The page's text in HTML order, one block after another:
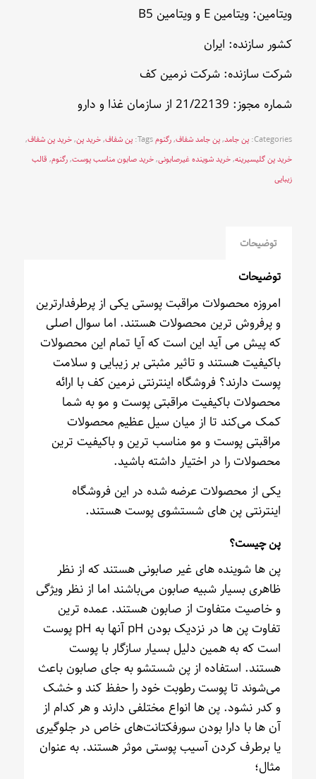
ویتامین: ویتامین E و ویتامین B5
کشور سازنده: ایران
شرکت سازنده: شرکت نرمین کف
شماره مجوز: 21/22139 از سازمان غذا و دارو
Categories: پن جامد,پن جامد شفاف,رگنومTags: پن شفاف,خرید پن,خرید پن شفاف,
خرید پن گلیسیرینه,خرید شوینده غیرصابونی,خرید صابون مناسب پوست,رگنوم, قالب
زیبایی
توضیحات
توضیحات
امروزه محصولات مراقبت پوستی یکی از پرطرفدارترین
و پرفروش ترین محصولات هستند. اما سوال اصلی
که پیش می آید این است که آیا تمام این محصولات
باکیفیت هستند و تاثیر مثبتی بر زیبایی و سلامت
پوست دارند؟ فروشگاه اینترنتی نرمین کف با ارائه
محصولات باکیفیت مراقبتی پوست و مو به شما
کمک می‌کند تا از میان سیل عظیم محصولات
مراقبتی پوست و مو مناسب ترین و باکیفیت ترین
محصولات را در اختیار داشته باشید.
یکی از محصولات عرضه شده در این فروشگاه
اینترنتی پن های شستشوی پوست هستند.
پن چیست؟
پن ها شوینده های غیر صابونی هستند که از نظر
ظاهری بسیار شبیه صابون می‌باشند اما از نظر ویژگی
و خاصیت متفاوت از صابون هستند. عمده ترین
تفاوت پن ها در نزدیک بودن pH آنها به pH پوست
است که به همین دلیل بسیار سازگار با پوست
هستند. استفاده از پن شستشو به جای صابون باعث
می‌شوند تا پوست رطوبت خود را حفظ کند و خشک
و کدر نشود. پن ها انواع مختلفی دارند و هر کدام از
آن ها با دارا بودن سورفکتانت‌های خاص در جلوگیری
یا برطرف کردن آسیب پوستی موثر هستند. به عنوان
مثال؛